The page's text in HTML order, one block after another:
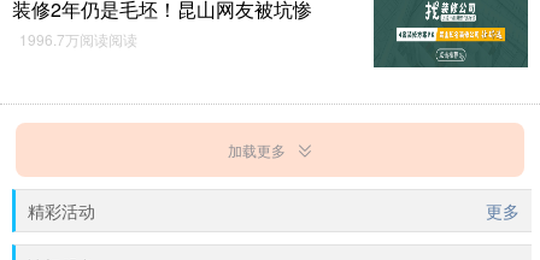
装修2年仍是毛坯！昆山网友被坑惨
1996.7万阅读阅读
加载更多
精彩活动 更多